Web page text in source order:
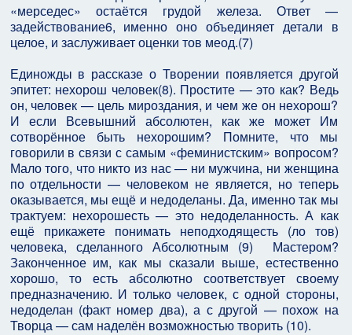
«мерседес» остаётся грудой железа. Ответ —
задействование6, именно оно объединяет детали в
целое, и заслуживает оценки тов меод.(7)
Единожды в рассказе о Творении появляется другой
эпитет: нехорош человек(8). Простите — это как? Ведь
он, человек — цель мироздания, и чем же он нехорош?
И если Всевышний абсолютен, как же может Им
сотворённое быть нехорошим? Помните, что мы
говорили в связи с самым «феминистским» вопросом?
Мало того, что никто из нас — ни мужчина, ни женщина
по отдельности — человеком не является, но теперь
оказывается, мы ещё и недоделаны. Да, именно так мы
трактуем: нехорошесть — это недоделанность. А как
ещё прикажете понимать неподходящесть (ло тов)
человека, сделанного Абсолютным (9) Мастером?
Законченное им, как мы сказали выше, естественно
хорошо, то есть абсолютно соответствует своему
предназначению. И только человек, с одной стороны,
недоделан (факт номер два), а с другой — похож на
Творца — сам наделён возможностью творить (10).